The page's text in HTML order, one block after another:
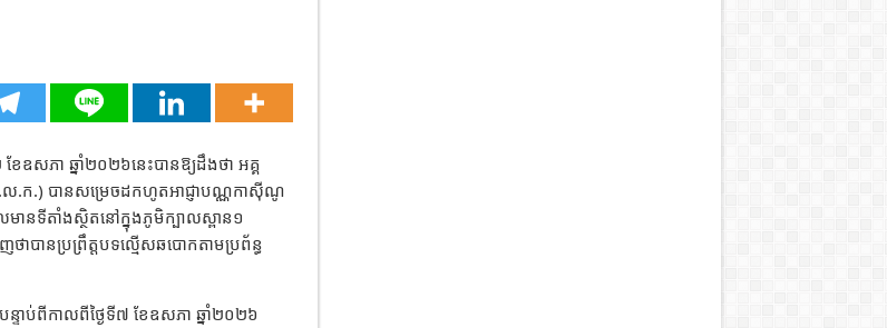
ឧសភា ឆ្នាំ២០២៦នេះ​បានឱ្យដឹងថា​ អគ្គ
(គ.ល.ក.) បានសម្រេចដកហូតអាជ្ញាបណ្ណកាស៊ីណូ
នទីតាំងស្ថិតនៅក្នុងភូមិក្បាលស្ពាន១
ាបានប្រព្រឹត្តបទល្មើសឆបោកតាមប្រព័ន្ធ
ទាប់ពីកាលពីថ្ងៃទី៧ ខែឧសភា ឆ្នាំ២០២៦